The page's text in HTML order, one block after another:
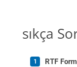
sıkça
RTF